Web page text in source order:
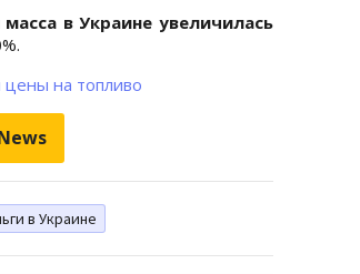
в Украине увеличилась
цены на топливо
в Украине